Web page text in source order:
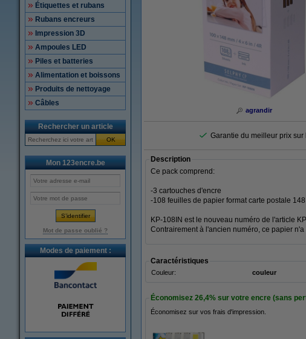
Étiquettes et rubans
Rubans encreurs
Impression 3D
Ampoules LED
Piles et batteries
Alimentation et boissons
Produits de nettoyage
Câbles
Rechercher un article
OK
Mon 123encre.be
Mot de passe oublié ?
Modes de paiement :
agrandir
Garantie du meilleur prix sur
Description
Ce pack comprend:
-3 cartouches d'encre
-108 feuilles de papier format carte postale
KP-108IN est le nouveau numéro de l'article
Contrairement à l'ancien numéro, ce papier n'a
Caractéristiques
Couleur: couleur
Économisez 26,4% sur votre encre (sans
Économisez sur vos frais d'impression.